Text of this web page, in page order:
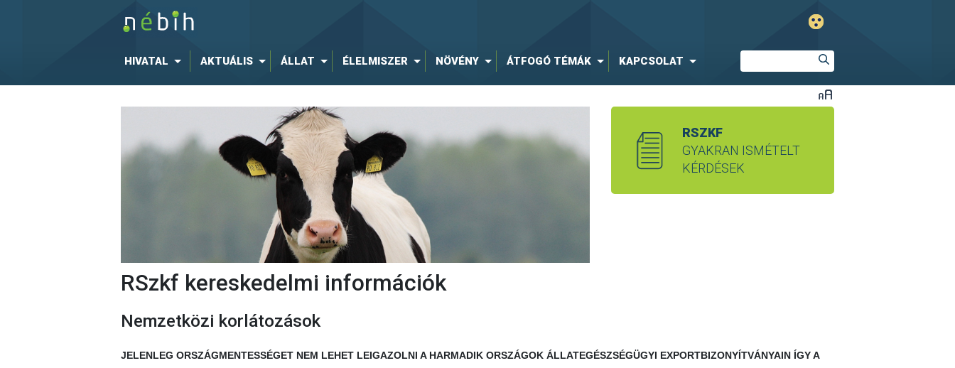
HIVATAL AKTUÁLIS ÁLLAT ÉLELMISZER NÖVÉNY ÁTFOGÓ TÉMÁK KAPCSOLAT
RSzkf kereskedelmi információk
RSZKF
GYAKRAN ISMÉTELT
KÉRDÉSEK
Nemzetközi korlátozások
JELENLEG ORSZÁGMENTESSÉGET NEM LEHET LEIGAZOLNI A HARMADIK ORSZÁGOK ÁLLATEGÉSZSÉGÜGYI EXPORTBIZONYÍTVÁNYAIN ÍGY A